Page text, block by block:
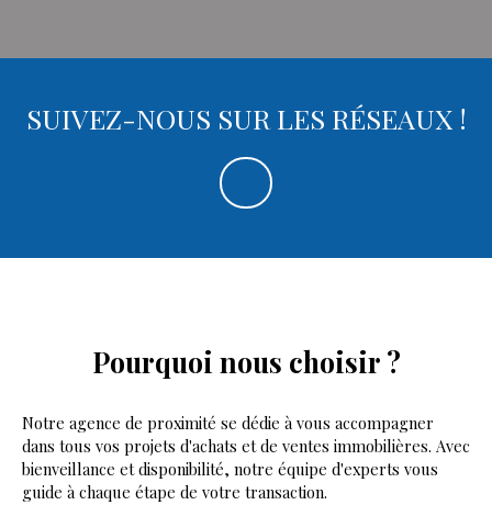
SUIVEZ-NOUS SUR LES RÉSEAUX !
Pourquoi nous choisir ?
Notre agence de proximité se dédie à vous accompagner
dans tous vos projets d'achats et de ventes immobilières. Avec
bienveillance et disponibilité, notre équipe d'experts vous
guide à chaque étape de votre transaction.